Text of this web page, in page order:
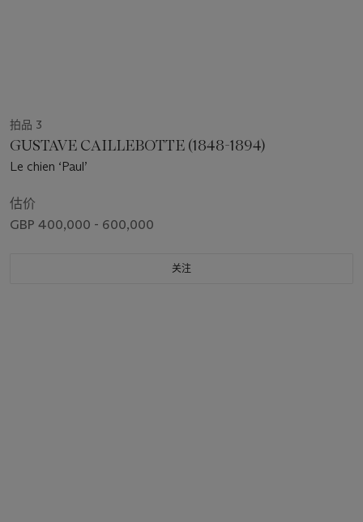
拍品 3
GUSTAVE CAILLEBOTTE (1848-1894)
Le chien ‘Paul’
估价
GBP 400,000 - 600,000
关注